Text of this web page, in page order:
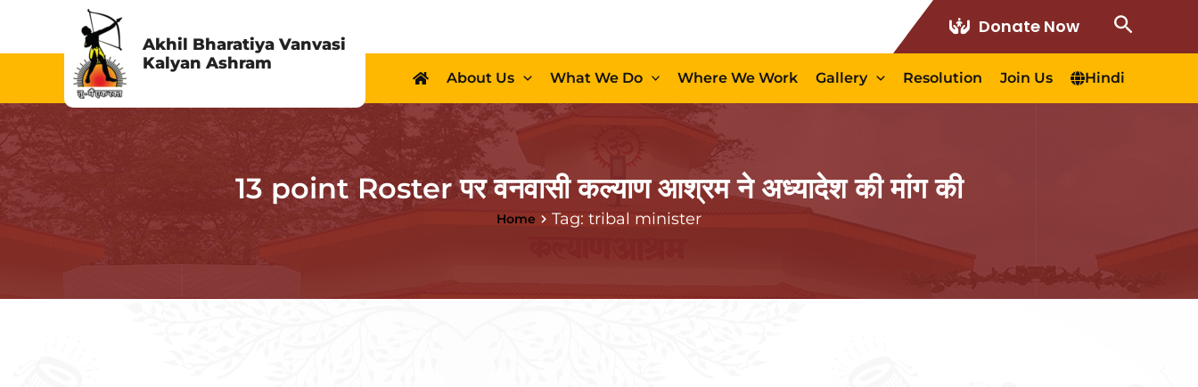
Akhil Bharatiya Vanvasi
Kalyan Ashram
Donate Now Search
About Us What We Do Where We Work Gallery Resolution Join Us Hindi
13 point Roster पर वनवासी कल्याण आश्रम ने अध्यादेश की मांग की
Home Tag: tribal minister